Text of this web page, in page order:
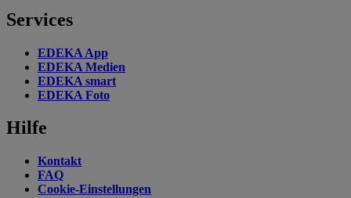
Services
EDEKA App
EDEKA Medien
EDEKA smart
EDEKA Foto
Hilfe
Kontakt
FAQ
Cookie-Einstellungen